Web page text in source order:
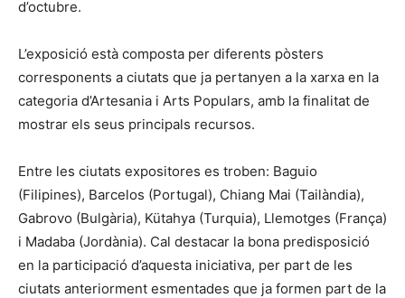
d’octubre.
L’exposició està composta per diferents pòsters
corresponents a ciutats que ja pertanyen a la xarxa en la
categoria d’Artesania i Arts Populars, amb la finalitat de
mostrar els seus principals recursos.
Entre les ciutats expositores es troben: Baguio
(Filipines), Barcelos (Portugal), Chiang Mai (Tailàndia),
Gabrovo (Bulgària), Kütahya (Turquia), Llemotges (França)
i Madaba (Jordània). Cal destacar la bona predisposició
en la participació d’aquesta iniciativa, per part de les
ciutats anteriorment esmentades que ja formen part de la